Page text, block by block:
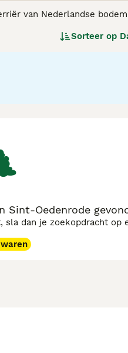
van Nederlandse
het erf vrij van ratten en
meestal tussen de 8
om een rustige,
de stevige prooidrift
honden met een
Sorteer op
Sint-Oedenrode
dan je zoekopdracht op